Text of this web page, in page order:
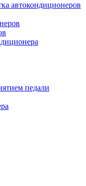
автокондиционеров
педали